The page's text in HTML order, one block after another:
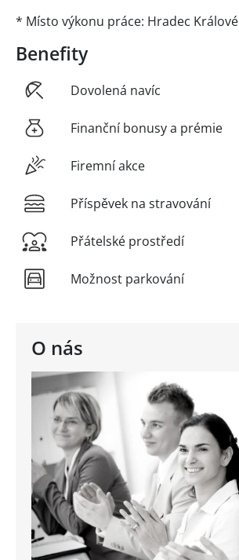
O nás
* Místo výkonu práce: Hradec Králové
Benefity
Dovolená navíc
Finanční bonusy a prémie
Firemní akce
Příspěvek na stravování
Přátelské prostředí
Možnost parkování